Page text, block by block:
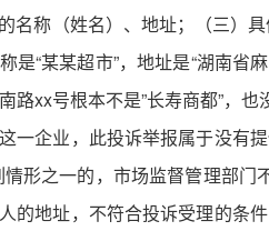
名称（姓名）、地址；（三）
是“某某超市”，地址是“湖南
路xx号根本不是”长寿商都”，
一企业，此投诉举报属于没有
情形之一的，市场监督管理部
的地址，不符合投诉受理的条